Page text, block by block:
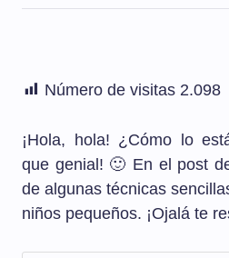
Número de visitas 2.098
¡Hola, hola! ¿Cómo lo
que genial! 🙂 En el post
de algunas técnicas
niños pequeños. ¡Ojalá te